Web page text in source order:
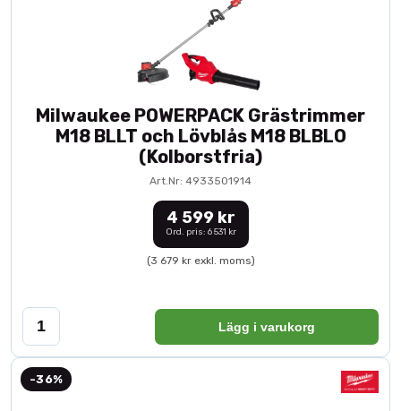
Milwaukee POWERPACK Grästrimmer
M18 BLLT och Lövblås M18 BLBLO
(Kolborstfria)
Art.Nr: 4933501914
4 599 kr
Ord. pris: 6 531 kr
(3 679 kr exkl. moms)
Lägg i varukorg
-36%